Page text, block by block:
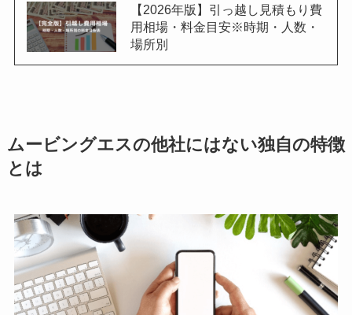
【2026年版】引っ越し見積もり費
用相場・料金目安※時期・人数・
場所別
ムービングエスの他社にはない独自の特徴
とは